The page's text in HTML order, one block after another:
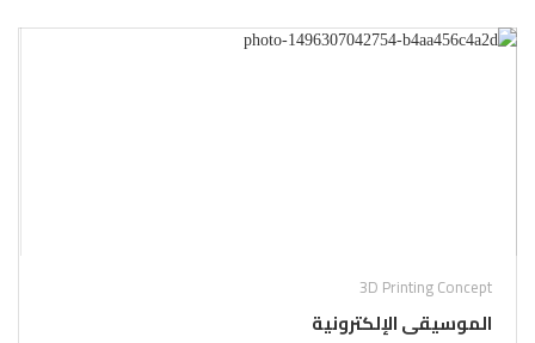
3D Printing Concept
الموسيقى الإلكترونية